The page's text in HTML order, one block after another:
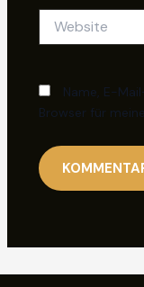
Name, E-
Browser für